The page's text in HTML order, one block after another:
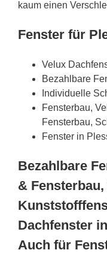
kaum einen
Fenster für
Velux
Bezahlbare
Individuelle
Fensterbau,
Fensterbau,
Fenster in
Bezahlbare
&
Dachfenster
Auch für